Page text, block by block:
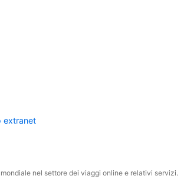
extranet
nel settore dei viaggi online e relativi servizi.